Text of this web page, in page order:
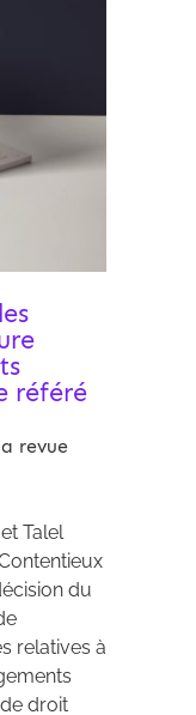
référé
revue
Talel
du
relatives à
droit